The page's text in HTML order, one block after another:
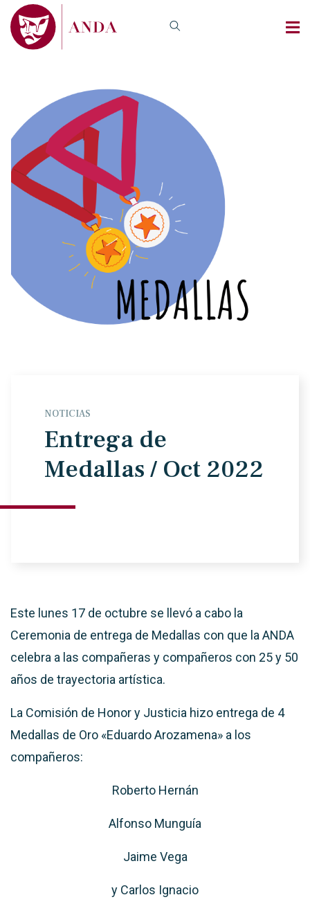
NOTICIAS
Entrega de
Medallas / Oct 2022
Este lunes 17 de octubre se llevó a cabo la
Ceremonia de entrega de Medallas con que la ANDA
celebra a las compañeras y compañeros con 25 y 50
años de trayectoria artística.
La Comisión de Honor y Justicia hizo entrega de 4
Medallas de Oro «Eduardo Arozamena» a los
compañeros:
Roberto Hernán
Alfonso Munguía
Jaime Vega
y Carlos Ignacio